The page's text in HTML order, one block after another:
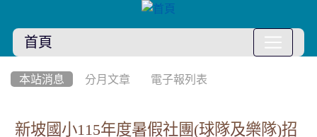
首頁
本站消息 分月文章 電子報列表
新坡國小115年度暑假社團(球隊及樂隊)招